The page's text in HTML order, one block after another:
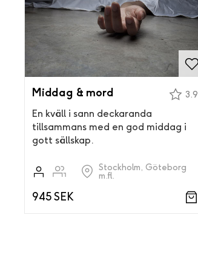
Middag & mord 3.9
En kväll i sann deckaranda
tillsammans med en god middag i
gott sällskap.
Stockholm, Göteborg
m.fl.
945 SEK